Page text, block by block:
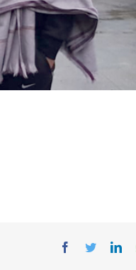
Facebook
Twitter